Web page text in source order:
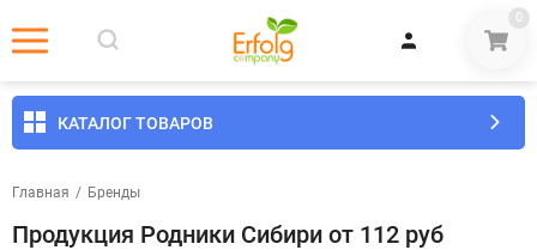
0
КАТАЛОГ ТОВАРОВ
Главная / Бренды
Продукция Родники Сибири от 112 руб